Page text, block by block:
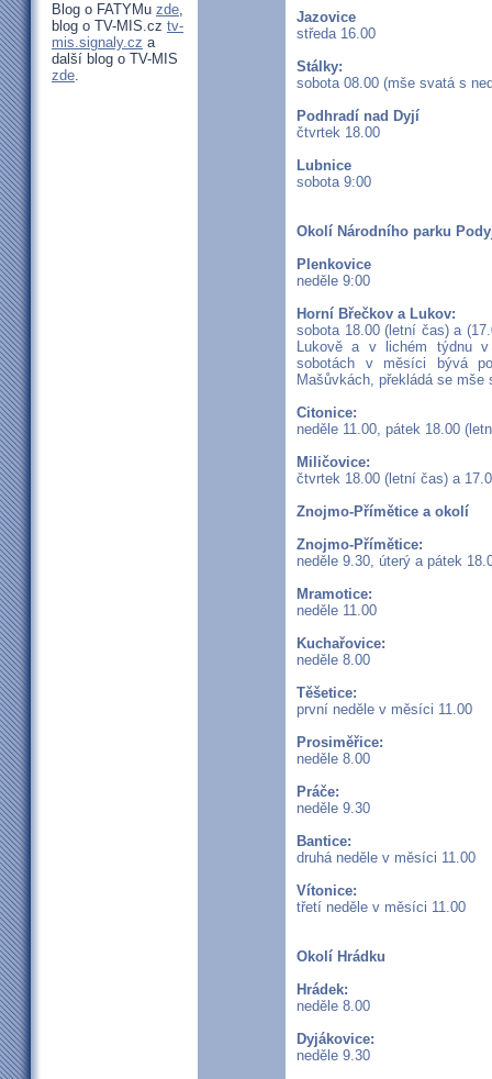
Blog o FATYMu zde,
blog o TV-MIS.cz tv-
mis.signaly.cz a
další blog o TV-MIS
zde.
Jazovice
středa 16.00
Stálky:
sobota 08.00 (mše svatá s
Podhradí nad Dyjí
čtvrtek 18.00
Lubnice
sobota 9:00
Okolí Národního parku
Plenkovice
neděle 9:00
Horní Břečkov a Lukov:
sobota 18.00 (letní čas) a
Lukově a v lichém týdnu
sobotách v měsíci bývá
Mašůvkách, překládá se mše
Citonice:
neděle 11.00, pátek 18.00
Miličovice:
čtvrtek 18.00 (letní čas) a
Znojmo-Přímětice a okolí
Znojmo-Přímětice:
neděle 9.30, úterý a pátek
Mramotice:
neděle 11.00
Kuchařovice:
neděle 8.00
Těšetice:
první neděle v měsíci 11.00
Prosiměřice:
neděle 8.00
Práče:
neděle 9.30
Bantice:
druhá neděle v měsíci 11.00
Vítonice:
třetí neděle v měsíci 11.00
Okolí Hrádku
Hrádek:
neděle 8.00
Dyjákovice:
neděle 9.30